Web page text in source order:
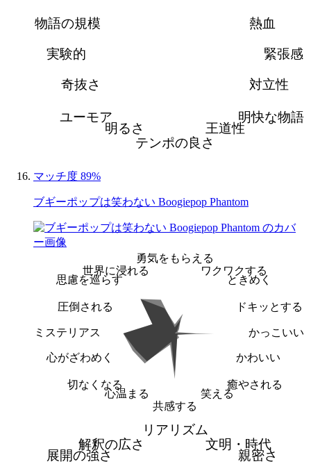
熱血
緊張感
対立性
明快な物語
王道性
テンポの良さ
明るさ
ユーモア
奇抜さ
実験的
物語の規模
マッチ度 89%
ブギーポップは笑わない Boogiepop Phantom
勇気をもらえる
ワクワクする
ときめく
ドキッとする
かっこいい
かわいい
癒やされる
笑える
共感する
心温まる
切なくなる
心がざわめく
ミステリアス
圧倒される
思慮を巡らす
世界に浸れる
リアリズム
文明・時代
親密さ
展開の強さ
解釈の広さ